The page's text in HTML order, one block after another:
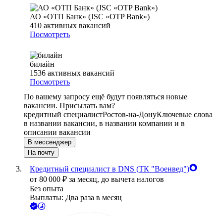
АО «ОТП Банк» (JSC «OTP Bank»)
410 активных вакансий
Посмотреть
билайн
1536 активных вакансий
Посмотреть
По вашему запросу ещё будут появляться новые
вакансии. Присылать вам?
кредитный специалистРостов-на-ДонуКлючевые слова
в названии вакансии, в названии компании и в
описании вакансии
В мессенджер
На почту
Кредитный специалист в DNS (ТК "Военвед")
от 80 000 ₽ за месяц, до вычета налогов
Без опыта
Выплаты: Два раза в месяц